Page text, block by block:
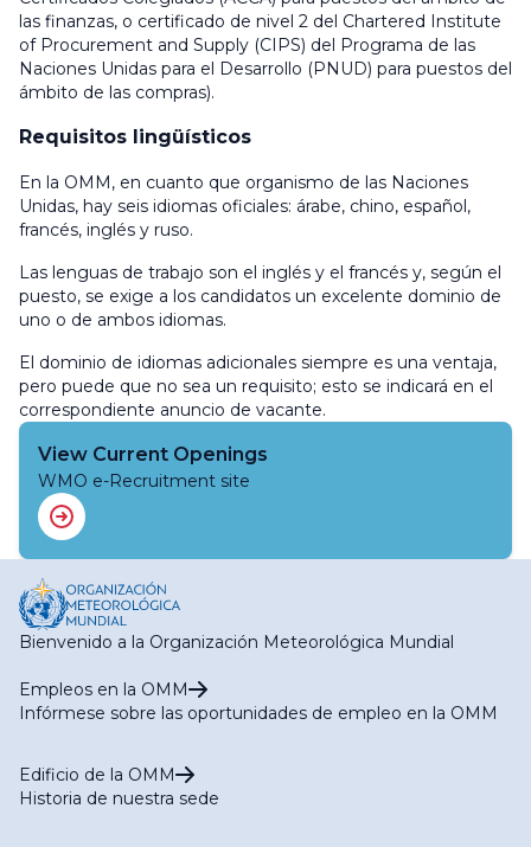
las finanzas, o certificado de nivel 2 del Chartered Institute
of Procurement and Supply (CIPS) del Programa de las
Naciones Unidas para el Desarrollo (PNUD) para puestos del
ámbito de las compras).
Requisitos lingüísticos
En la OMM, en cuanto que organismo de las Naciones
Unidas, hay seis idiomas oficiales: árabe, chino, español,
francés, inglés y ruso.
Las lenguas de trabajo son el inglés y el francés y, según el
puesto, se exige a los candidatos un excelente dominio de
uno o de ambos idiomas.
El dominio de idiomas adicionales siempre es una ventaja,
pero puede que no sea un requisito; esto se indicará en el
correspondiente anuncio de vacante.
View Current Openings
WMO e-Recruitment site
Bienvenido a la Organización Meteorológica Mundial
Empleos en la OMM
Infórmese sobre las oportunidades de empleo en la OMM
Edificio de la OMM
Historia de nuestra sede